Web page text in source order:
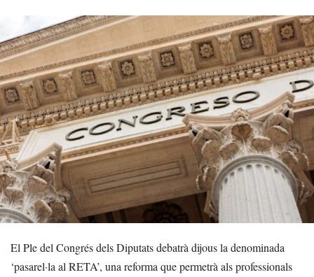
El Ple del Congrés dels Diputats debatrà dijous la denominada
‘pasarel·la al RETA’, una reforma que permetrà als professionals